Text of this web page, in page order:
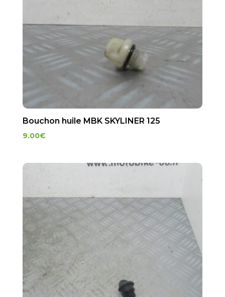
Bouchon huile MBK SKYLINER 125
9.00€